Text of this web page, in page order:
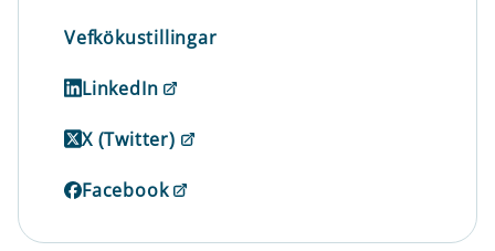
Vefkökustillingar
LinkedIn
X (Twitter)
Facebook